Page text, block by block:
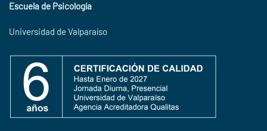
Escuela de Psicología
Universidad de Valparaíso